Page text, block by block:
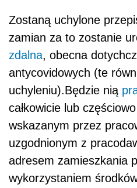
Zostaną uchylone
zamian za to zostanie
zdalna, obecna
antycovidowych (te
uchyleniu).Będzie nią
całkowicie lub
wskazanym przez
uzgodnionym z
adresem zamieszkania
wykorzystaniem